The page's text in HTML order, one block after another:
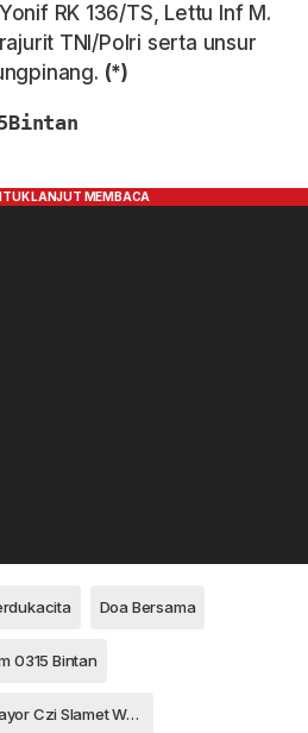
RK 136/TS, Lettu Inf M.
TNI/Polri serta unsur
(*)
Doa Bersama
0315 Bintan
Mayor Czi Slamet Wahyudi